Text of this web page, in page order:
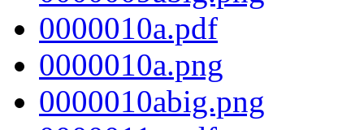
0000010a.pdf
0000010a.png
0000010abig.png